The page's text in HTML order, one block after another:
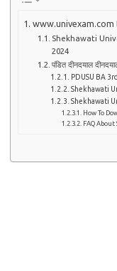
www.univexam.com
Shekhawati
2024
पंडित दीनदयाल
PDUSU BA
Shekhawati
Shekhawati
How To
FAQ